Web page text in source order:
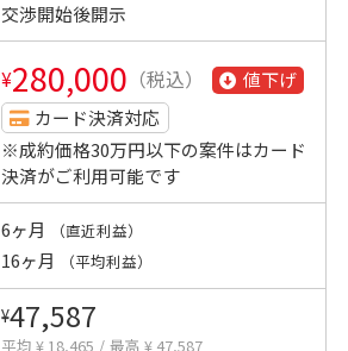
交渉開始後開示
¥280,000 （税込）
値下げ
カード決済対応
※成約価格30万円以下の案件はカード
決済がご利用可能です
6ヶ月 （直近利益）
16ヶ月 （平均利益）
¥47,587
平均 ¥ 18,465 / 最高 ¥ 47,587